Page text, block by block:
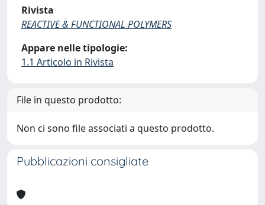
Rivista
REACTIVE & FUNCTIONAL POLYMERS
Appare nelle tipologie:
1.1 Articolo in Rivista
File in questo prodotto:
Non ci sono file associati a questo prodotto.
Pubblicazioni consigliate